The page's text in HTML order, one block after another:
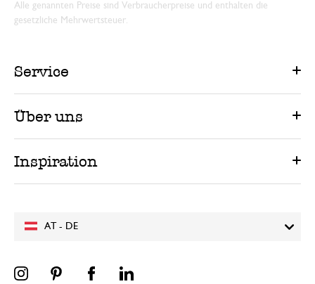
AT - DE
Alle genannten Preise sind Verbraucherpreise und enthalten die
gesetzliche Mehrwertsteuer.
Service
Über uns
Inspiration